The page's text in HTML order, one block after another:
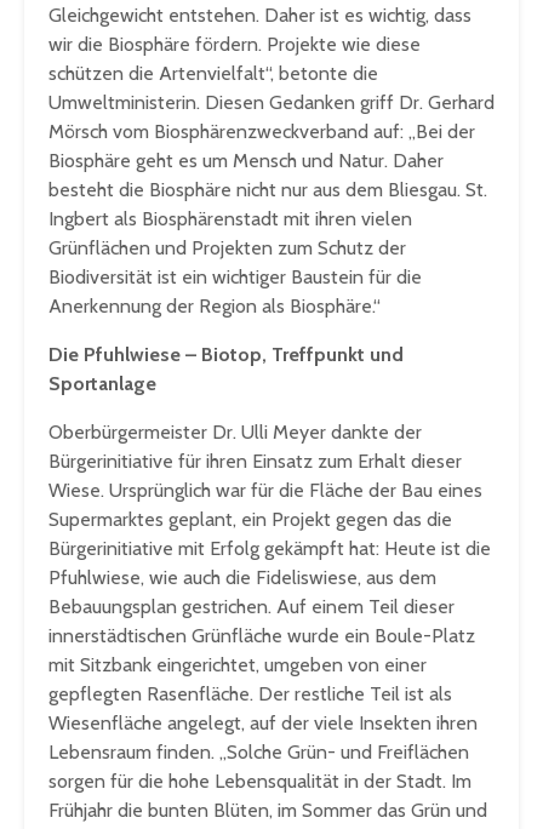
Gleichgewicht entstehen. Daher ist es wichtig, dass
wir die Biosphäre fördern. Projekte wie diese
schützen die Artenvielfalt“, betonte die
Umweltministerin. Diesen Gedanken griff Dr. Gerhard
Mörsch vom Biosphärenzweckverband auf: „Bei der
Biosphäre geht es um Mensch und Natur. Daher
besteht die Biosphäre nicht nur aus dem Bliesgau. St.
Ingbert als Biosphärenstadt mit ihren vielen
Grünflächen und Projekten zum Schutz der
Biodiversität ist ein wichtiger Baustein für die
Anerkennung der Region als Biosphäre.“
Die Pfuhlwiese – Biotop, Treffpunkt und
Sportanlage
Oberbürgermeister Dr. Ulli Meyer dankte der
Bürgerinitiative für ihren Einsatz zum Erhalt dieser
Wiese. Ursprünglich war für die Fläche der Bau eines
Supermarktes geplant, ein Projekt gegen das die
Bürgerinitiative mit Erfolg gekämpft hat: Heute ist die
Pfuhlwiese, wie auch die Fideliswiese, aus dem
Bebauungsplan gestrichen. Auf einem Teil dieser
innerstädtischen Grünfläche wurde ein Boule-Platz
mit Sitzbank eingerichtet, umgeben von einer
gepflegten Rasenfläche. Der restliche Teil ist als
Wiesenfläche angelegt, auf der viele Insekten ihren
Lebensraum finden. „Solche Grün- und Freiflächen
sorgen für die hohe Lebensqualität in der Stadt. Im
Frühjahr die bunten Blüten, im Sommer das Grün und